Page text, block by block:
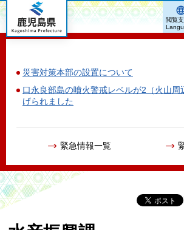
鹿児島県
災害対策本部の設置について
口永良部島の噴火警戒レベルが2（火山周
げられました
緊急情報一覧
閲覧支